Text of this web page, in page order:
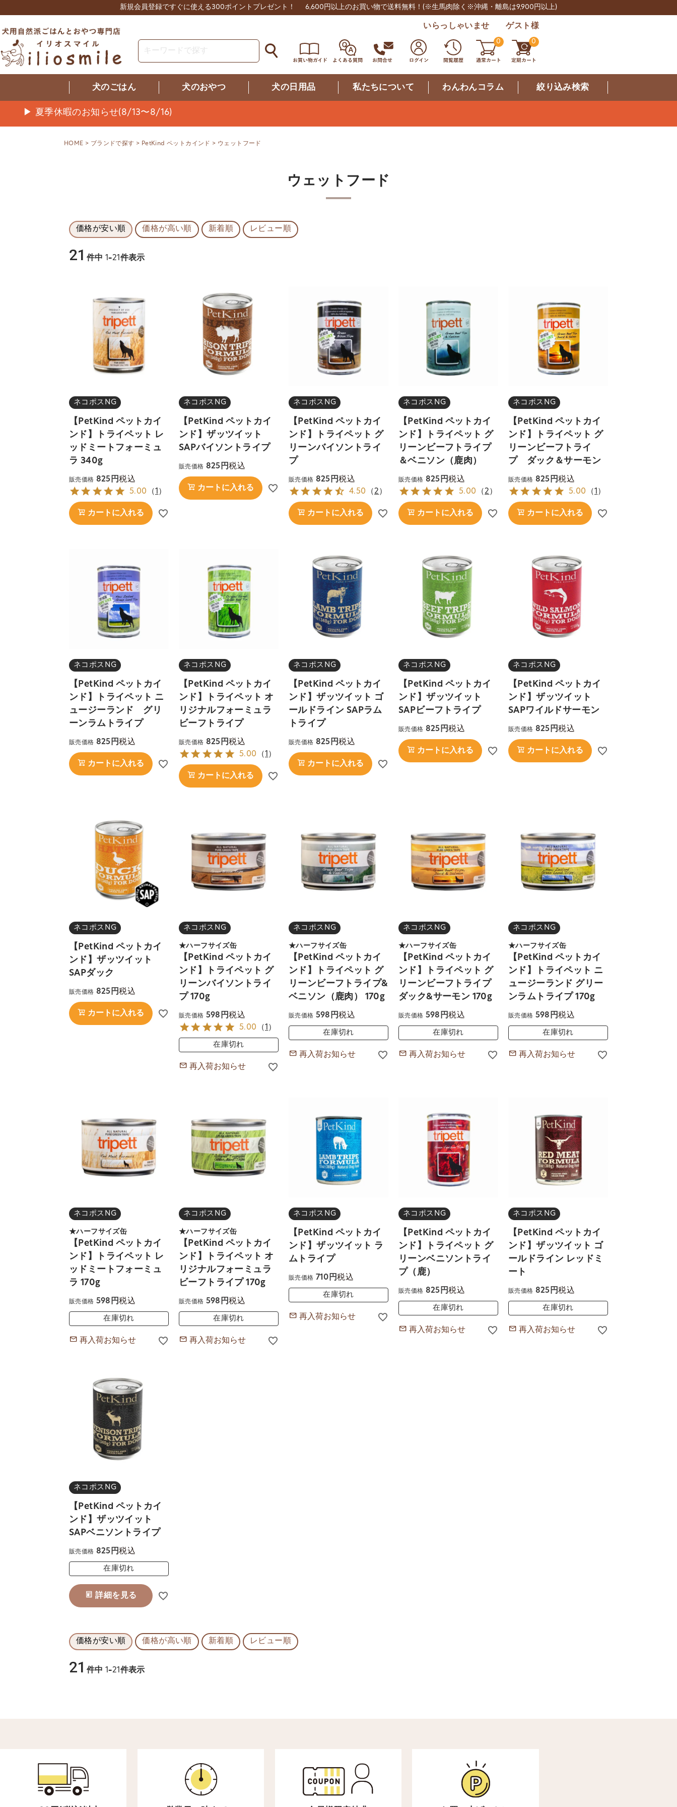
新規会員登録ですぐに使える300ポイントプレゼント！ 6,600円以上のお買い物で送料無料！ (※生馬肉除く※沖縄・離島は9,900円以上)
いらっしゃいませ ゲスト様
0 0
犬のごはん 犬のおやつ 犬の日用品 私たちについて わんわんコラム 絞り込み検索
▶ 夏季休暇のお知らせ(8/13〜8/16)
HOME ブランドで探す PetKind ペットカインド ウェットフード
ウェットフード
価格が安い順 価格が高い順 新着順 レビュー順
21 件中 1-21件表示
ネコポスNG
【PetKind ペットカイ
ンド】トライペット レ
ッドミートフォーミュ
ラ 340g
販売価格 825 税込
5.00 （1 ）
カートに入れる
ネコポスNG
【PetKind ペットカイ
ンド】ザッツイット
SAPバイソントライプ
販売価格 825 税込
カートに入れる
ネコポスNG
【PetKind ペットカイ
ンド】トライペット グ
リーンバイソントライ
プ
販売価格 825 税込
4.50 （2 ）
カートに入れる
ネコポスNG
【PetKind ペットカイ
ンド】トライペット グ
リーンビーフトライプ
＆ベニソン（鹿肉）
販売価格 825 税込
5.00 （2 ）
カートに入れる
ネコポスNG
【PetKind ペットカイ
ンド】トライペット グ
リーンビーフトライ
プ ダック＆サーモン
販売価格 825 税込
5.00 （1 ）
カートに入れる
ネコポスNG
【PetKind ペットカイ
ンド】トライペット ニ
ュージーランド グリ
ーンラムトライプ
販売価格 825 税込
カートに入れる
ネコポスNG
【PetKind ペットカイ
ンド】トライペット オ
リジナルフォーミュラ
ビーフトライプ
販売価格 825 税込
5.00 （1 ）
カートに入れる
ネコポスNG
【PetKind ペットカイ
ンド】ザッツイット ゴ
ールドライン SAPラム
トライプ
販売価格 825 税込
カートに入れる
ネコポスNG
【PetKind ペットカイ
ンド】ザッツイット
SAPビーフトライプ
販売価格 825 税込
カートに入れる
ネコポスNG
【PetKind ペットカイ
ンド】ザッツイット
SAPワイルドサーモン
販売価格 825 税込
カートに入れる
ネコポスNG
【PetKind ペットカイ
ンド】ザッツイット
SAPダック
販売価格 825 税込
カートに入れる
ネコポスNG
★ハーフサイズ缶
【PetKind ペットカイ
ンド】トライペット グ
リーンバイソントライ
プ 170g
販売価格 598 税込
5.00 （1 ）
在庫切れ
再入荷お知らせ
ネコポスNG
★ハーフサイズ缶
【PetKind ペットカイ
ンド】トライペット グ
リーンビーフトライプ&
ベニソン（鹿肉） 170g
販売価格 598 税込
在庫切れ
再入荷お知らせ
ネコポスNG
★ハーフサイズ缶
【PetKind ペットカイ
ンド】トライペット グ
リーンビーフトライプ
ダック&サーモン 170g
販売価格 598 税込
在庫切れ
再入荷お知らせ
ネコポスNG
★ハーフサイズ缶
【PetKind ペットカイ
ンド】トライペット ニ
ュージーランド グリー
ンラムトライプ 170g
販売価格 598 税込
在庫切れ
再入荷お知らせ
ネコポスNG
★ハーフサイズ缶
【PetKind ペットカイ
ンド】トライペット レ
ッドミートフォーミュ
ラ 170g
販売価格 598 税込
在庫切れ
再入荷お知らせ
ネコポスNG
★ハーフサイズ缶
【PetKind ペットカイ
ンド】トライペット オ
リジナルフォーミュラ
ビーフトライプ 170g
販売価格 598 税込
在庫切れ
再入荷お知らせ
ネコポスNG
【PetKind ペットカイ
ンド】ザッツイット ラ
ムトライプ
販売価格 710 税込
在庫切れ
再入荷お知らせ
ネコポスNG
【PetKind ペットカイ
ンド】トライペット グ
リーンベニソントライ
プ（鹿）
販売価格 825 税込
在庫切れ
再入荷お知らせ
ネコポスNG
【PetKind ペットカイ
ンド】ザッツイット ゴ
ールドライン レッドミ
ート
販売価格 825 税込
在庫切れ
再入荷お知らせ
ネコポスNG
【PetKind ペットカイ
ンド】ザッツイット
SAPベニソントライプ
販売価格 825 税込
在庫切れ
詳細を見る
価格が安い順 価格が高い順 新着順 レビュー順
21 件中 1-21 件表示